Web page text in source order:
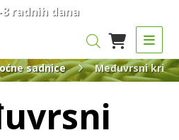
radnih dana
sadnice Međuvrsni